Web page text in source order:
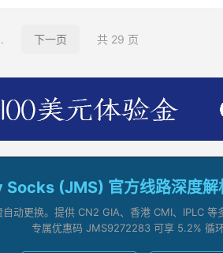
下一页 共 29 页
(JMS) 官方线路深度解
动更换。提供 CN2 GIA、香港 CMI、IPLC
专属优惠码 JMS9272283 可享 5.2% 循环